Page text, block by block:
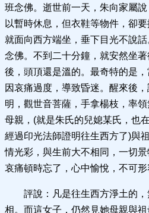
班念佛。逝世前一天，朱向家屬
以暫時休息，但衣鞋等物件，卻
就面向西方端坐，垂下目光不說
念佛。不到二十分鐘，就安然坐
後，頭頂還是溫的。最奇特的是
因哀痛過度，導致昏迷。醒來後
明，觀世音菩薩，手拿楊枝，率
母親，(就是朱氏的兒媳某氏，也
經過印光法師證明往生西方了)與
情光彩，與生前大不相同，一切
哀痛頓時忘了，心中愉悅，不可
評說：凡是往生西方淨土的
相。而這女子，仍然見她母親與